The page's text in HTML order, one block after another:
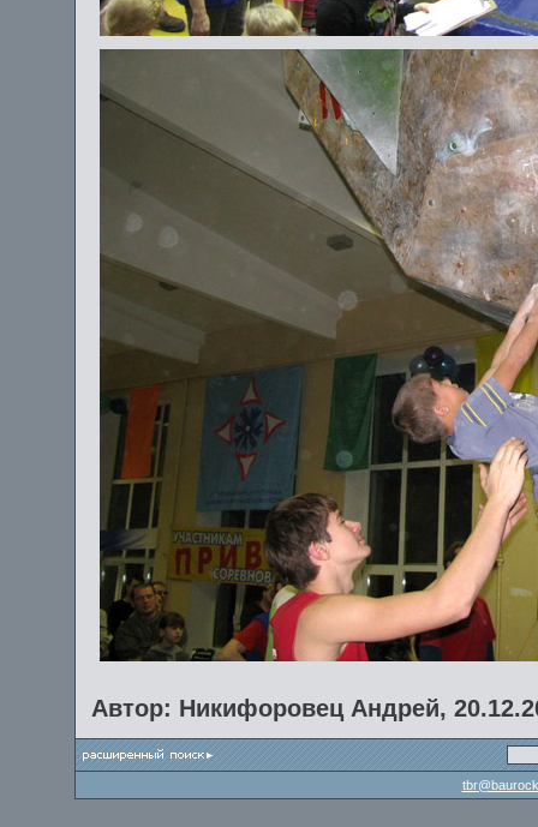
Автор: Никифоровец Андрей,